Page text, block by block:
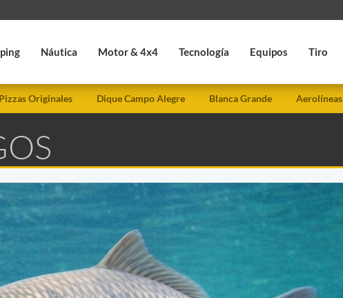
Náutica Motor & 4x4 Tecnología Equipos Tiro
Originales Dique Campo Alegre Blanca Grande Aerolíneas